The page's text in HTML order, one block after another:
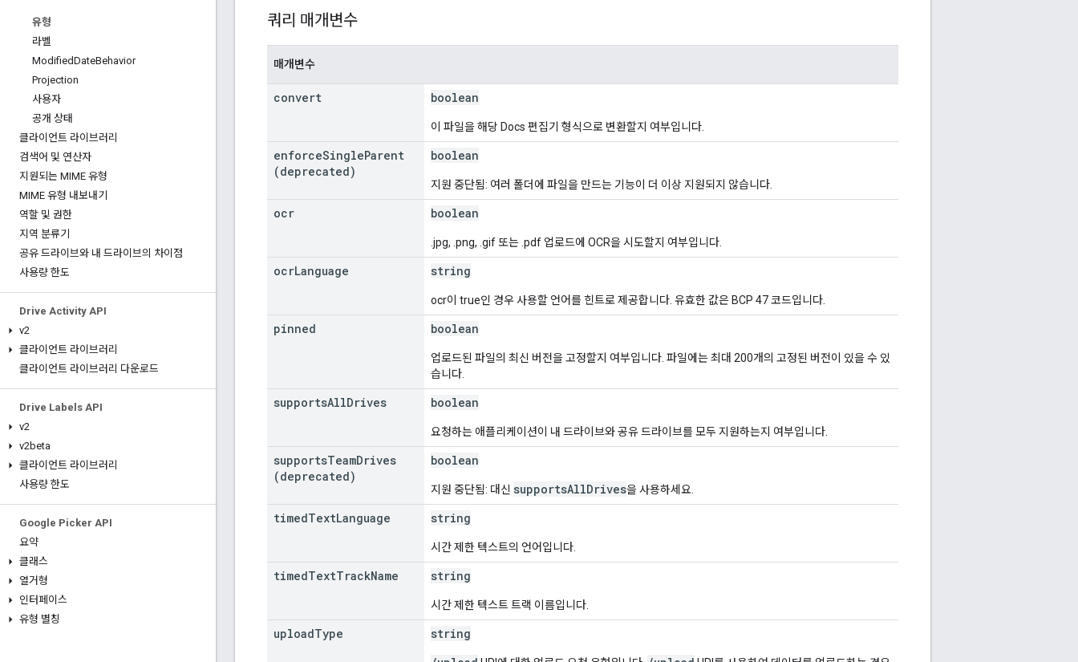
유형
라벨
ModifiedDateBehavior
Projection
사용자
공개 상태
클라이언트 라이브러리
검색어 및 연산자
지원되는 MIME 유형
MIME 유형 내보내기
역할 및 권한
지역 분류기
공유 드라이브와 내 드라이브의 차이점
사용량 한도
Drive Activity API
v2
클라이언트 라이브러리
클라이언트 라이브러리 다운로드
Drive Labels API
v2
v2beta
클라이언트 라이브러리
사용량 한도
Google Picker API
요약
클래스
열거형
인터페이스
유형 별칭
쿼리 매개변수
매개변수
convert boolean
이 파일을 해당 Docs 편집기 형식으로 변환할지 여부입니다.
enforceSingleParent
(deprecated)
boolean
지원 중단됨: 여러 폴더에 파일을 만드는 기능이 더 이상 지원되지 않습니다.
ocr boolean
.jpg, .png, .gif 또는 .pdf 업로드에 OCR을 시도할지 여부입니다.
ocrLanguage string
ocr이 true인 경우 사용할 언어를 힌트로 제공합니다. 유효한 값은 BCP 47 코드입니다.
pinned boolean
업로드된 파일의 최신 버전을 고정할지 여부입니다. 파일에는 최대 200개의 고정된 버전이 있을 수 있
습니다.
supportsAllDrives boolean
요청하는 애플리케이션이 내 드라이브와 공유 드라이브를 모두 지원하는지 여부입니다.
supportsTeamDrives
(deprecated)
boolean
지원 중단됨: 대신 supportsAllDrives을 사용하세요.
timedTextLanguage string
시간 제한 텍스트의 언어입니다.
timedTextTrackName string
시간 제한 텍스트 트랙 이름입니다.
uploadType
string